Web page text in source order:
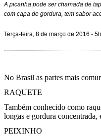
A picanha pode ser chamada de
com capa de gordura, tem sabor
Terça-feira, 8 de março de 2016 -
No Brasil as partes mais
RAQUETE
Também conhecido como
longas e gordura concentrada,
PEIXINHO